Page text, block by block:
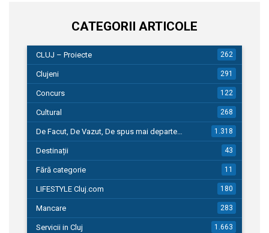
CATEGORII ARTICOLE
CLUJ – Proiecte 262
Clujeni 291
Concurs 122
Cultural 268
De Facut, De Vazut, De spus mai departe… 1.318
Destinații 43
Fără categorie 11
LIFESTYLE Cluj.com 180
Mancare 283
Servicii in Cluj 1.663